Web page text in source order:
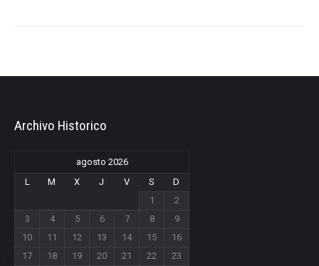
Archivo Historico
agosto 2026
L
M X J V S
D
1
2
3
4 5 6 7 8
9
10
11 12 13 14 15
16
17
18 19 20 21 22
23